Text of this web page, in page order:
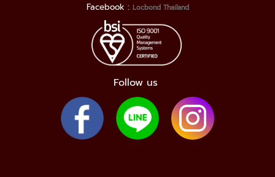
Facebook : Locbond Thailand
Follow us